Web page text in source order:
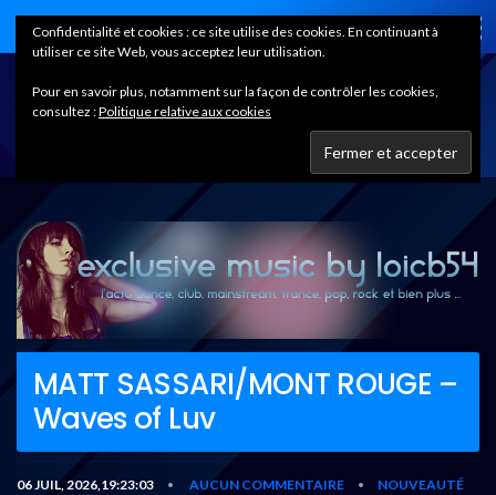
Home
MATT SASSARI/MONT ROUGE –
Waves of Luv
06 JUIL, 2026,19:23:03 • AUCUN COMMENTAIRE •
NOUVEAUTÉ
Confidentialité et cookies : ce site utilise des cookies. En continuant à
utiliser ce site Web, vous acceptez leur utilisation.
Pour en savoir plus, notamment sur la façon de contrôler les cookies,
consultez :Politique relative aux cookies